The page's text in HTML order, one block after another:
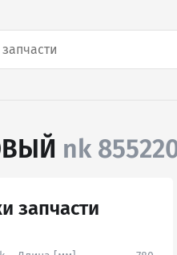
nk
запчасти